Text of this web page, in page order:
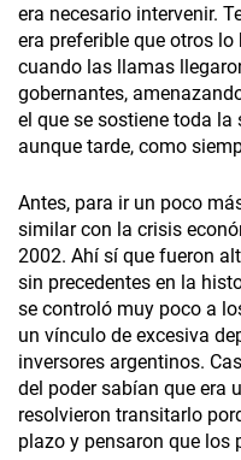
era necesario intervenir.
era preferible que otros
cuando las llamas
gobernantes,
el que se sostiene toda
aunque tarde, como
Antes, para ir un poco
similar con la crisis
2002. Ahí sí que fueron
sin precedentes en la
se controló muy poco a
un vínculo de excesiva
inversores argentinos.
del poder sabían que era
resolvieron transitarlo
plazo y pensaron que los